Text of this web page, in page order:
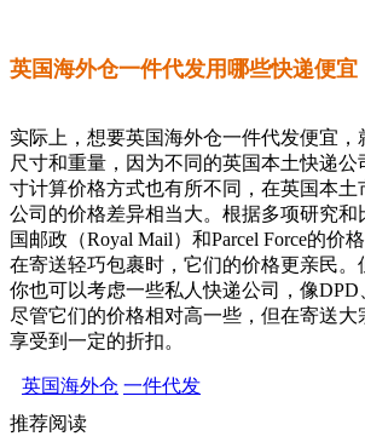
英国海外仓一件代发用哪些快递便宜
实际上，想要英国海外仓一件代发便宜
尺寸和重量，因为不同的英国本土快递公
寸计算价格方式也有所不同，在英国本土
公司的价格差异相当大。根据多项研究和
国邮政（Royal Mail）和Parcel Force的价
在寄送轻巧包裹时，它们的价格更亲民。
你也可以考虑一些私人快递公司，像DPD
尽管它们的价格相对高一些，但在寄送大
享受到一定的折扣。
英国海外仓 一件代发
推荐阅读